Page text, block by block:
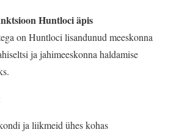
Huntloci äpis
on Huntloci lisandunud meeskonna
ja jahimeeskonna haldamise
ja liikmeid ühes kohas